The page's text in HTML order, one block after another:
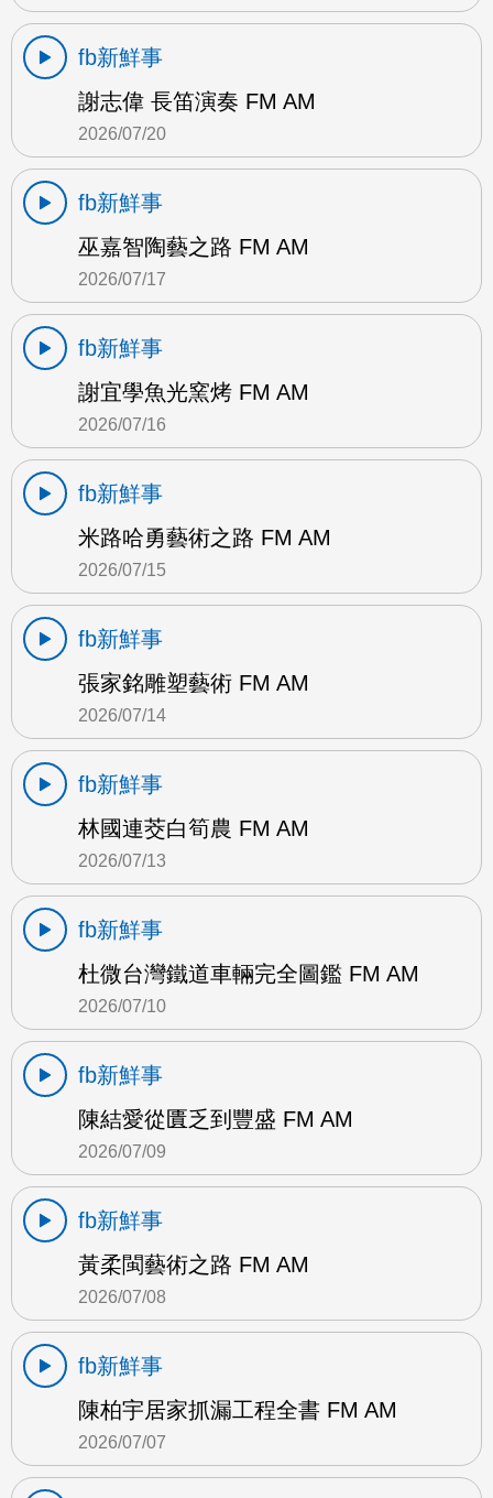
fb新鮮事
謝志偉 長笛演奏 FM AM
2026/07/20
fb新鮮事
巫嘉智陶藝之路 FM AM
2026/07/17
fb新鮮事
謝宜學魚光窯烤 FM AM
2026/07/16
fb新鮮事
米路哈勇藝術之路 FM AM
2026/07/15
fb新鮮事
張家銘雕塑藝術 FM AM
2026/07/14
fb新鮮事
林國連茭白筍農 FM AM
2026/07/13
fb新鮮事
杜微台灣鐵道車輛完全圖鑑 FM AM
2026/07/10
fb新鮮事
陳結愛從匱乏到豐盛 FM AM
2026/07/09
fb新鮮事
黃柔閩藝術之路 FM AM
2026/07/08
fb新鮮事
陳柏宇居家抓漏工程全書 FM AM
2026/07/07